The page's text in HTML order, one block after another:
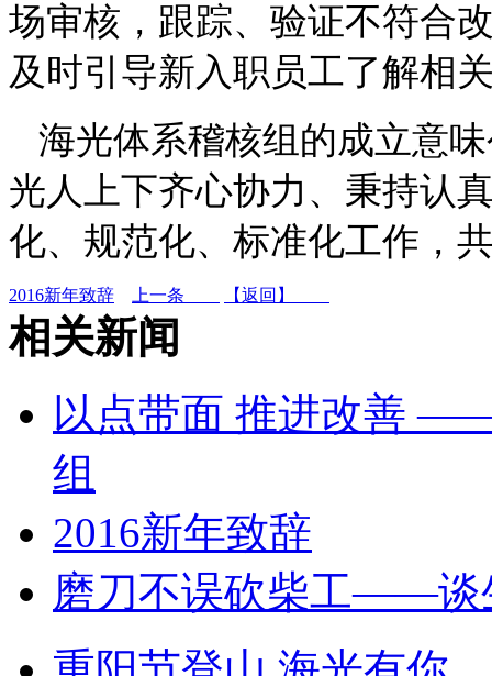
场审核，跟踪、验证不符合
及时引导新入职员工了解相
海光体系稽核组的成立意
光人上下齐心协力、秉持认
化、规范化、标准化工作，
2016新年致辞 上一条 【返回】
相关新闻
以点带面 推进改善
组
2016新年致辞
磨刀不误砍柴工——谈